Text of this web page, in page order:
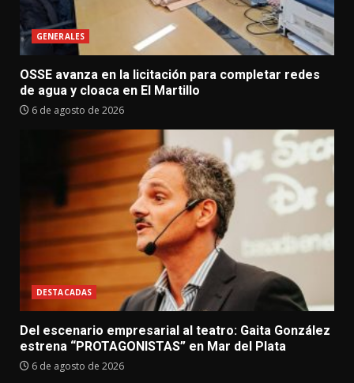
GENERALES
OSSE avanza en la licitación para completar redes
de agua y cloaca en El Martillo
6 de agosto de 2026
DESTACADAS
Del escenario empresarial al teatro: Gaita González
estrena “PROTAGONISTAS” en Mar del Plata
6 de agosto de 2026